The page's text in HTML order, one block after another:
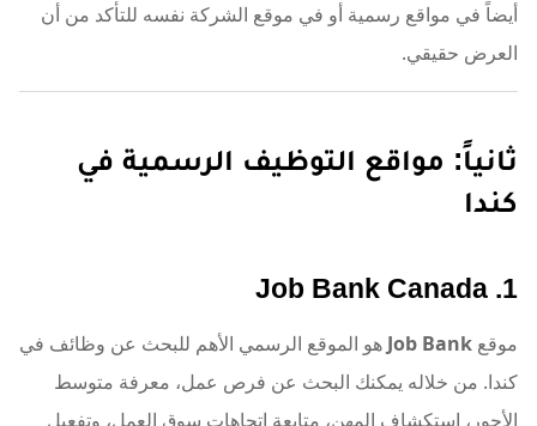
أيضاً في مواقع رسمية أو في موقع الشركة نفسه للتأكد من أن
العرض حقيقي.
ثانياً: مواقع التوظيف الرسمية في
كندا
1. Job Bank Canada
موقع Job Bank هو الموقع الرسمي الأهم للبحث عن وظائف في
كندا. من خلاله يمكنك البحث عن فرص عمل، معرفة متوسط
الأجور، استكشاف المهن، متابعة اتجاهات سوق العمل، وتفعيل